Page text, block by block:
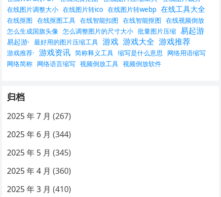
在线图片调整大小 在线图片转ico 在线图片转webp 在线工具大全
在线抠图 在线抠图工具 在线智能扣图 在线智能抠图 在线视频倒放
怎么生成国旗头像 怎么调整图片的尺寸大小 批量图片压缩 易起游
易起游· 最好用的图片压缩工具 游戏 游戏大全 游戏推荐
游戏推荐· 游戏资讯 简称释义工具 缩写是什么意思
网络用语缩写
网络简称 网络语言缩写 视频倒放工具 视频倒放软件
归档
2025 年 7 月 (267)
2025 年 6 月 (344)
2025 年 5 月 (345)
2025 年 4 月 (360)
2025 年 3 月 (410)